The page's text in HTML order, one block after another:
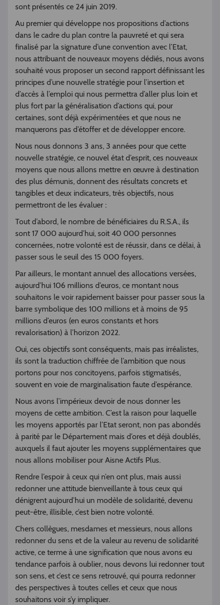
sont présentés ce 24 juin 2019.
Au premier qui développe nos propositions d’actions
dans le cadre du plan contre la pauvreté et qui sera
finalisé par la signature d’une convention avec l’Etat,
nous attribuant de nouveaux moyens dédiés, nous avons
souhaité vous proposer un second rapport définissant les
principes d’une nouvelle stratégie pour l’insertion et
d’accès à l’emploi qui nous permettra d’aller plus loin et
plus fort par la généralisation d’actions qui, pour
certaines, sont déjà expérimentées et que nous ne
manquerons pas d’étoffer et de développer encore.
Nous nous donnons 3 ans, 3 années pour que cette
nouvelle stratégie, ce nouvel état d’esprit, ces nouveaux
moyens que nous allons mettre en œuvre à destination
des plus démunis, donnent des résultats concrets et
tangibles et deux indicateurs, très objectifs, nous
permettront de les évaluer :
Tout d’abord, le nombre de bénéficiaires du R.S.A., ils
sont 17 000 aujourd’hui, soit 40 000 personnes
concernées, notre volonté est de réussir, dans ce délai, à
passer sous le seuil des 15 000 foyers.
Par ailleurs, le montant annuel des allocations versées,
aujourd’hui 106 millions d’euros, ce montant nous
souhaitons le voir rapidement baisser pour passer sous la
barre symbolique des 100 millions et à moins de 95
millions d’euros (en euros constants et hors
revalorisation) à l’horizon 2022.
Oui, ces objectifs sont conséquents, mais pas irréalistes,
ils sont la traduction chiffrée de l’ambition que nous
portons pour nos concitoyens, parfois stigmatisés,
souvent en voie de marginalisation faute d’espérance.
Nous avons l’impérieux devoir de nous donner les
moyens de cette ambition. C’est la raison pour laquelle
les moyens apportés par l’Etat seront, non pas abondés
à parité par le Département mais d’ores et déjà doublés,
auxquels il faut ajouter les moyens supplémentaires que
nous allons mobiliser pour Aisne Actifs Plus.
Rendre l’espoir à ceux qui n’en ont plus, mais aussi
redonner une attitude bienveillante à tous ceux qui
dénigrent aujourd’hui un modèle de solidarité, devenu
peut-être, illisible, c’est bien notre volonté.
Chers collègues, mesdames et messieurs, nous allons
redonner du sens et de la valeur au revenu de solidarité
active, ce terme à une signification que nous avons eu
tendance parfois à oublier, nous devons lui redonner tout
son sens, et c’est ce sens retrouvé, qui pourra redonner
des perspectives à toutes celles et ceux que nous
souhaitons voir s’y impliquer.